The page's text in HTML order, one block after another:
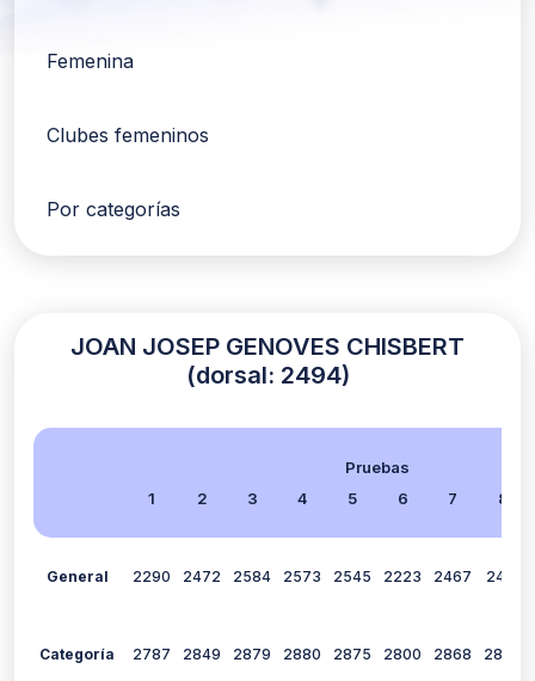
Femenina
Clubes femeninos
Por categorías
JOAN JOSEP GENOVES CHISBERT
(dorsal: 2494)
Pruebas
1
2 3 4 5 6 7 8
General 2290 2472 2584 2573 2545 2223 2467 2461
Categoría 2787 2849 2879 2880 2875 2800 2868 2854